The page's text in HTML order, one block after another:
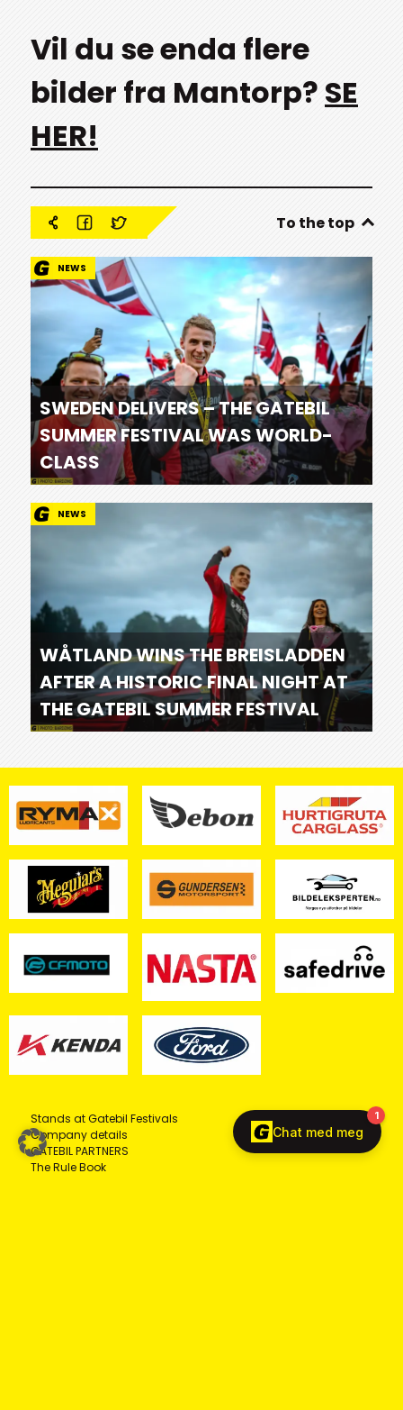
Vil du se enda flere
bilder fra Mantorp? SE
HER!
To the top
NEWS
SWEDEN DELIVERS – THE GATEBIL
SUMMER FESTIVAL WAS WORLD-
CLASS
NEWS
WÅTLAND WINS THE BREISLADDEN
AFTER A HISTORIC FINAL NIGHT AT
THE GATEBIL SUMMER FESTIVAL
Stands at Gatebil Festivals
Company details
GATEBIL PARTNERS
The Rule Book